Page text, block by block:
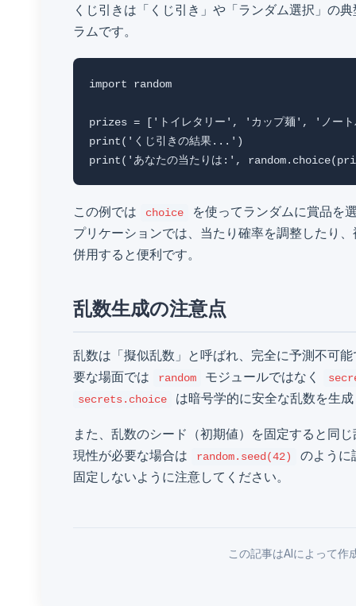
くじ引きは「くじ引き」や「ランダム選択」の
ラムです。
import random
prizes = ['トイレタリー', 'カップ麺', 'ノー
print('くじ引きの結果...')
この例では choice
を使ってランダムに賞品を
プリケーションでは、当たり確率を調整したり
併用すると便利です。
乱数生成の注意点
乱数は「擬似乱数」と呼ばれ、完全に予測不可
要な場面では
random モジュールではなく
secrets.choice
は暗号学的に安全な乱数を生
また、乱数のシード（初期値）を固定すると同
現性が必要な場合は
random.seed(42)
のように
固定しないように注意してください。
この記事はAIによって作